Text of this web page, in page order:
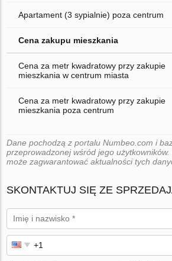
Apartament (3 sypialnie) poza centrum
Cena zakupu mieszkania
Cena za metr kwadratowy przy zakupie
mieszkania w centrum miasta
Cena za metr kwadratowy przy zakupie
mieszkania poza centrum
Dane pochodzą z portalu Numbeo.com i
przeprowadzonej wśród jego
może zagwarantować aktualności tych
SKONTAKTUJ SIĘ ZE